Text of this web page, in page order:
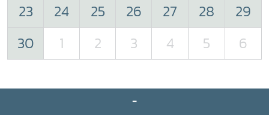
23
24 25 26 27 28
29
30
1 2 3 4 5 6
-